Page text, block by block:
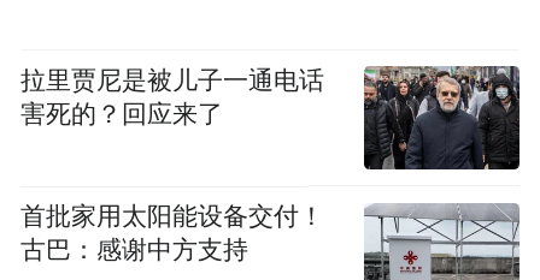
拉里贾尼是被儿子一通电话
害死的？回应来了
首批家用太阳能设备交付！
古巴：感谢中方支持